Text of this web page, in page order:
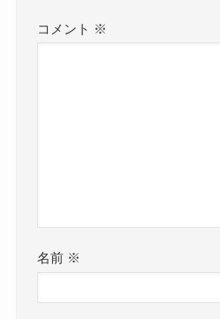
コメント ※
名前 ※